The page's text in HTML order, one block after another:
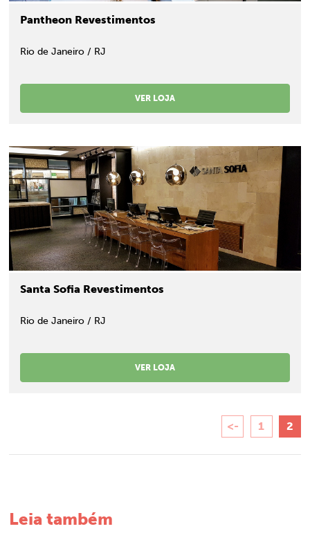
Pantheon Revestimentos
Rio de Janeiro / RJ
VER LOJA
Santa Sofia Revestimentos
Rio de Janeiro / RJ
VER LOJA
<- 1 2
Leia também